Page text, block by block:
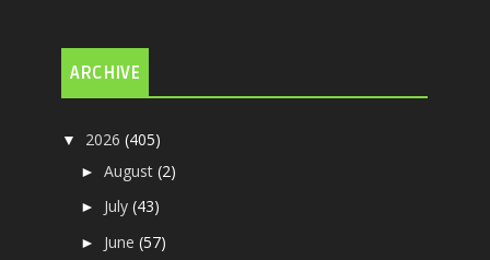
ARCHIVE
▼ 2026(405)
►August(2)
► July(43)
► June(57)